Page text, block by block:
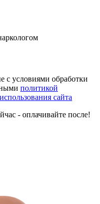
с условиями обработки
политикой
сайта
- оплачивайте после!